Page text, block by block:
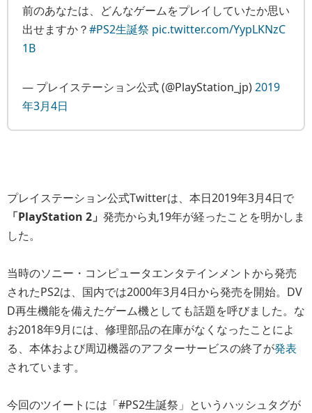
前のあなたは、どんなゲームをプレイしていたか思い
出せますか？#PS2生誕祭 pic.twitter.com/YypLKNzC
1B
— プレイステーション公式 (@PlayStation_jp)2019
年3月4日
プレイステーション公式Twitterは、本日2019年3月4日で
「PlayStation 2」 発売から丸19年が経ったことを明かしま
した。
当時のソニー・コンピュータエンタテインメントから発売
されたPS2は、国内では2000年3月4日から発売を開始。DV
D再生機能を備えたゲーム機としても話題を呼びました。な
お2018年9月には、修理部品の在庫がなくなったことによ
る、本体および周辺機器のアフターサービスの終了が発表
されています。
今回のツイートには「#PS2生誕祭」というハッシュタグが